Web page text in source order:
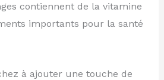
contiennent de la vitamine
importants pour la santé
à ajouter une touche de